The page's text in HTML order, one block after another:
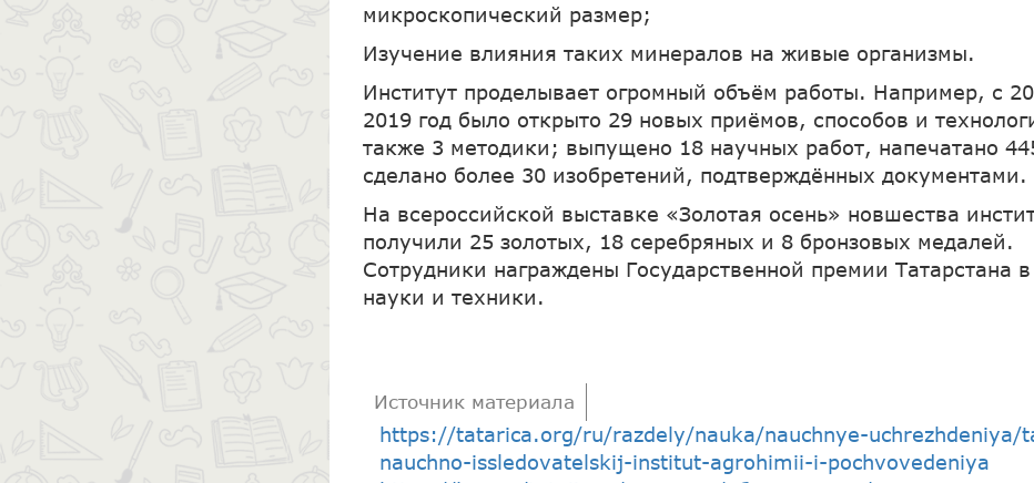
микроскопический размер;
Изучение влияния таких минералов на живые организмы.
Институт проделывает огромный объём работы. Например, с
2019 год было открыто 29 новых приёмов, способов и
также 3 методики; выпущено 18 научных работ, напечатано
сделано более 30 изобретений, подтверждённых документами.
На всероссийской выставке «Золотая осень» новшества
получили 25 золотых, 18 серебряных и 8 бронзовых медалей.
Сотрудники награждены Государственной премии Татарстана в
науки и техники.
Источник материала
https://tatarica.org/ru/razdely/nauka/nauchnye-uchrezhdeniya/
nauchno-issledovatelskij-institut-agrohimii-i-pochvovedeniya